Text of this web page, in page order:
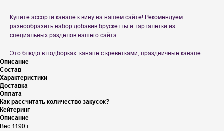
Купите ассорти канапе к вину на нашем сайте! Рекомендуем
разнообразить набор добавив брускетты и тарталетки из
специальных разделов нашего сайта.
Это блюдо в подборках: канапе с креветками, праздничные канапе
Описание
Состав
Характеристики
Доставка
Оплата
Как рассчитать количество закусок?
Кейтеринг
Описание
Вес 1190 г